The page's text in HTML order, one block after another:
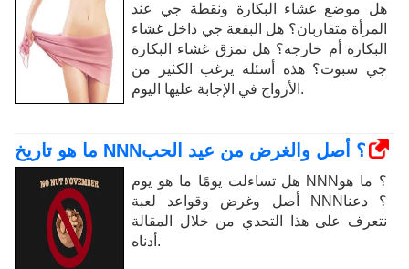
هل موضع غشاء البكارة ونقطة جي عند
المرأة متقاربان؟ هل البقعة جي داخل غشاء
البكارة أم خارجه؟ هل تمزق غشاء البكارة
جي سبوت؟ هذه أسئلة يرغب الكثير من
الأزواج في الإجابة عليها اليوم.
ما هو تاريخ NNN؟ أصل والغرض من عيد الحب
هل تساءلت يومًا ما هو يوم NNN؟ ما هو
أصل وغرض وقواعد لعبة NNN؟ دعنا
نتعرف على هذا التحدي من خلال المقالة
أدناه.